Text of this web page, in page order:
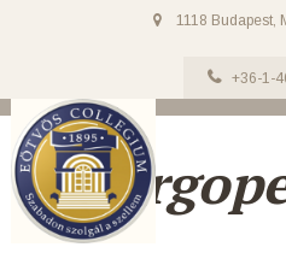
1118 Budapest,
+36-1-